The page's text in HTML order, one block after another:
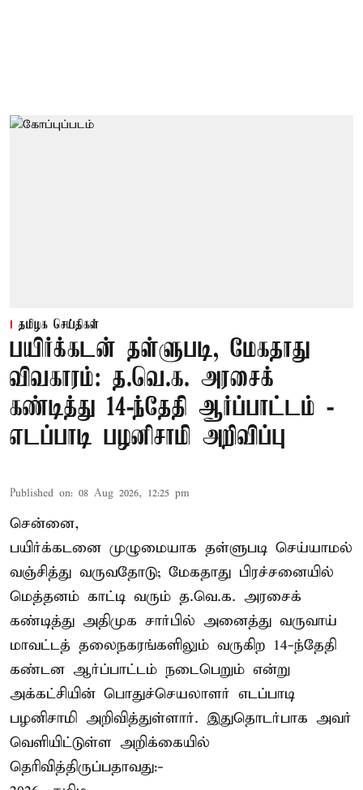
தமிழக செய்திகள்
பயிர்க்கடன் தள்ளுபடி, மேகதாது
விவகாரம்: த.வெ.க. அரசைக்
கண்டித்து 14-ந்தேதி ஆர்ப்பாட்டம் -
எடப்பாடி பழனிசாமி அறிவிப்பு
Published on: 08 Aug 2026, 12:25 pm
சென்னை,
பயிர்க்கடனை முழுமையாக தள்ளுபடி செய்யாமல்
வஞ்சித்து வருவதோடு; மேகதாது பிரச்சனையில்
மெத்தனம் காட்டி வரும் த.வெ.க. அரசைக்
கண்டித்து அதிமுக சார்பில் அனைத்து வருவாய்
மாவட்டத் தலைநகரங்களிலும் வருகிற 14-ந்தேதி
கண்டன ஆர்ப்பாட்டம் நடைபெறும் என்று
அக்கட்சியின் பொதுச்செயலாளர் எடப்பாடி
பழனிசாமி அறிவித்துள்ளார். இதுதொடர்பாக அவர்
வெளியிட்டுள்ள அறிக்கையில்
தெரிவித்திருப்பதாவது:-